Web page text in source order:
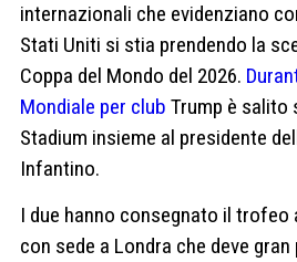
internazionali che evidenziano
Stati Uniti si stia prendendo la
Coppa del Mondo del 2026.
Mondiale per club Trump è salito
Stadium insieme al presidente
Infantino.
I due hanno consegnato il trofeo
con sede a Londra che deve